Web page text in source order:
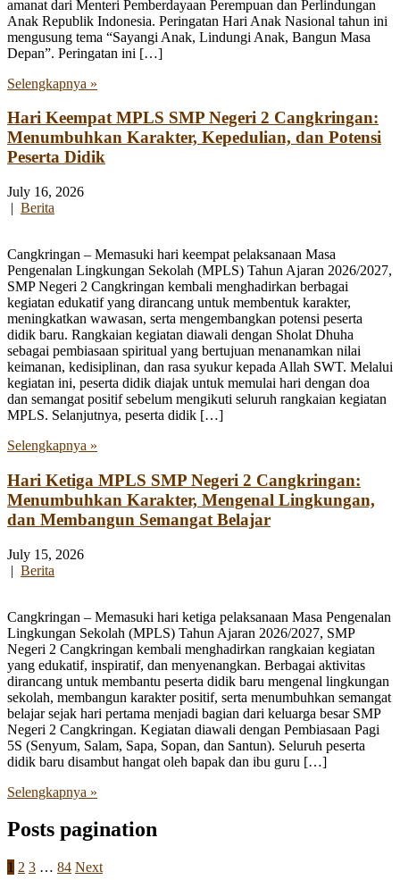
amanat dari Menteri Pemberdayaan Perempuan dan Perlindungan
Anak Republik Indonesia. Peringatan Hari Anak Nasional tahun ini
mengusung tema “Sayangi Anak, Lindungi Anak, Bangun Masa
Depan”. Peringatan ini […]
Selengkapnya »
Hari Keempat MPLS SMP Negeri 2 Cangkringan:
Menumbuhkan Karakter, Kepedulian, dan Potensi
Peserta Didik
July 16, 2026
| Berita
Cangkringan – Memasuki hari keempat pelaksanaan Masa
Pengenalan Lingkungan Sekolah (MPLS) Tahun Ajaran 2026/2027,
SMP Negeri 2 Cangkringan kembali menghadirkan berbagai
kegiatan edukatif yang dirancang untuk membentuk karakter,
meningkatkan wawasan, serta mengembangkan potensi peserta
didik baru. Rangkaian kegiatan diawali dengan Sholat Dhuha
sebagai pembiasaan spiritual yang bertujuan menanamkan nilai
keimanan, kedisiplinan, dan rasa syukur kepada Allah SWT. Melalui
kegiatan ini, peserta didik diajak untuk memulai hari dengan doa
dan semangat positif sebelum mengikuti seluruh rangkaian kegiatan
MPLS. Selanjutnya, peserta didik […]
Selengkapnya »
Hari Ketiga MPLS SMP Negeri 2 Cangkringan:
Menumbuhkan Karakter, Mengenal Lingkungan,
dan Membangun Semangat Belajar
July 15, 2026
| Berita
Cangkringan – Memasuki hari ketiga pelaksanaan Masa Pengenalan
Lingkungan Sekolah (MPLS) Tahun Ajaran 2026/2027, SMP
Negeri 2 Cangkringan kembali menghadirkan rangkaian kegiatan
yang edukatif, inspiratif, dan menyenangkan. Berbagai aktivitas
dirancang untuk membantu peserta didik baru mengenal lingkungan
sekolah, membangun karakter positif, serta menumbuhkan semangat
belajar sejak hari pertama menjadi bagian dari keluarga besar SMP
Negeri 2 Cangkringan. Kegiatan diawali dengan Pembiasaan Pagi
5S (Senyum, Salam, Sapa, Sopan, dan Santun). Seluruh peserta
didik baru disambut hangat oleh bapak dan ibu guru […]
Selengkapnya »
Posts pagination
1 2 3 … 84 Next